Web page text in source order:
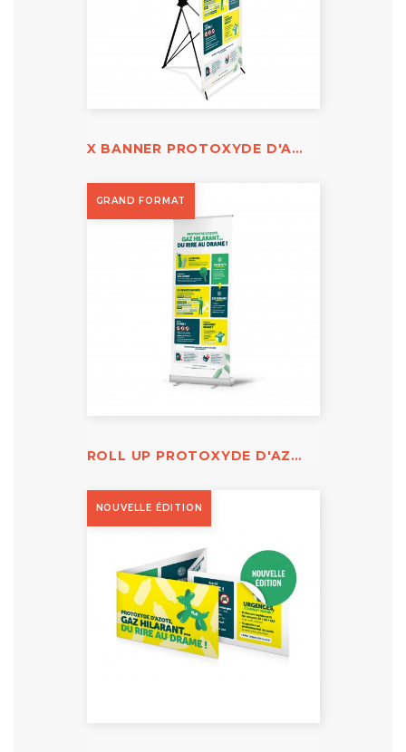
X BANNER PROTOXYDE D'AZOTE
GRAND FORMAT
ROLL UP PROTOXYDE D'AZOTE
NOUVELLE ÉDITION